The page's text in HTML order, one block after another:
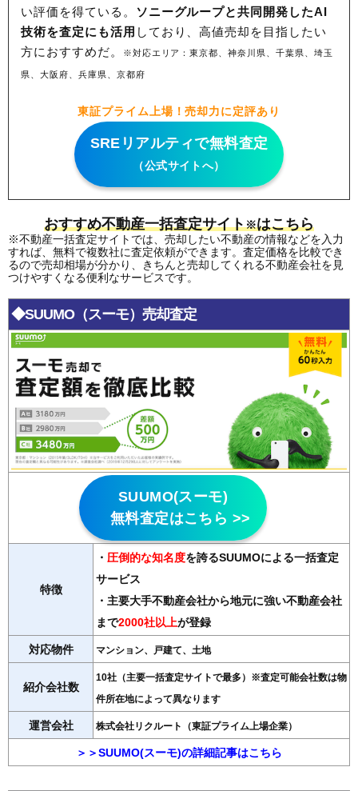
い評価を得ている。 ソニーグループと共同開発したAI
技術を査定にも活用 しており、高値売却を目指したい
方におすすめだ。
※対応エリア：東京都、神奈川県、千葉県、埼玉
県、大阪府、兵庫県、京都府
東証プライム上場！売却力に定評あり
SREリアルティで無料査定
（公式サイトへ）
おすすめ不動産一括査定サイト※はこちら
※不動産一括査定サイトでは、売却したい不動産の情報などを入力
すれば、無料で複数社に査定依頼ができます。査定価格を比較でき
るので売却相場が分かり、きちんと売却してくれる不動産会社を見
つけやすくなる便利なサービスです。
◆SUUMO（スーモ）売却査定
SUUMO(スーモ)
無料査定はこちら >>
特徴
・ 圧倒的な知名度を誇るSUUMOによる一括査定
サービス
・主要大手不動産会社から地元に強い不動産会社
まで2000社以上が登録
対応物件 マンション、戸建て、土地
紹介会社数
10社（主要一括査定サイトで最多）※査定可能会社数は物
件所在地によって異なります
運営会社 株式会社リクルート（東証プライム上場企業）
＞＞SUUMO(スーモ)の詳細記事はこちら